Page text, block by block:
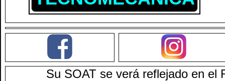
Su SOAT se verá reflejado en el